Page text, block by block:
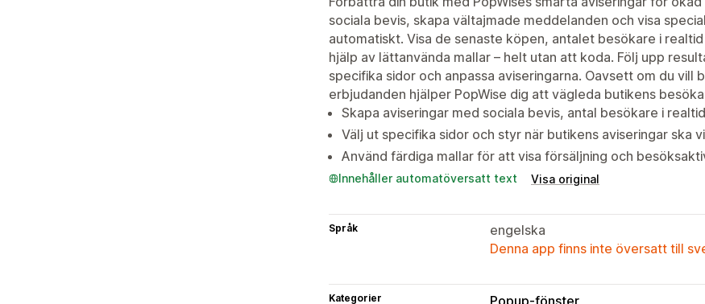
sociala bevis, skapa vältajmade meddelanden och visa
automatiskt. Visa de senaste köpen, antalet besökare i
hjälp av lättanvända mallar – helt utan att koda. Följ upp
specifika sidor och anpassa aviseringarna. Oavsett om du
erbjudanden hjälper PopWise dig att vägleda butikens
Skapa aviseringar med sociala bevis, antal besökare i
Välj ut specifika sidor och styr när butikens aviseringar ska
Använd färdiga mallar för att visa försäljning och
Innehåller automatöversatt text Visa original
Språk
engelska
Denna app finns inte översatt till
Kategorier Popup-fönster